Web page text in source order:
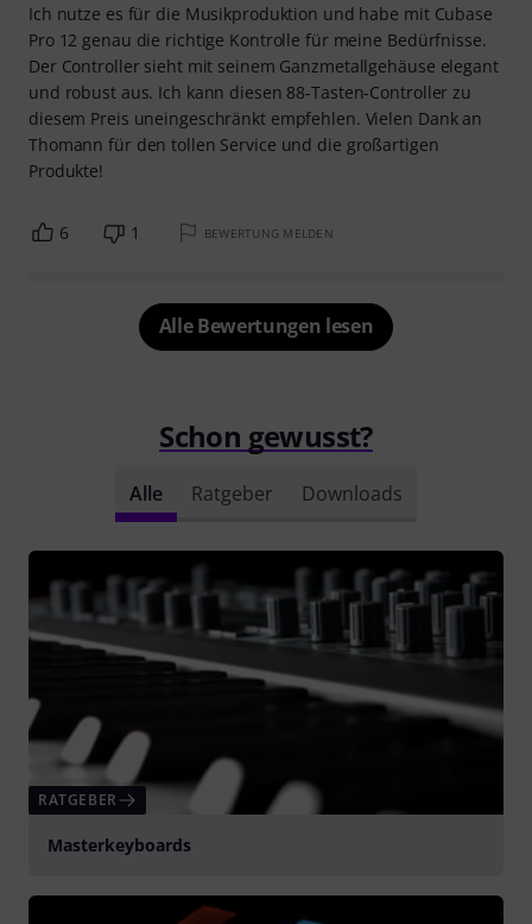
Ich nutze es für die Musikproduktion und habe mit Cubase
Pro 12 genau die richtige Kontrolle für meine Bedürfnisse.
Der Controller sieht mit seinem Ganzmetallgehäuse elegant
und robust aus. Ich kann diesen 88-Tasten-Controller zu
diesem Preis uneingeschränkt empfehlen. Vielen Dank an
Thomann für den tollen Service und die großartigen
Produkte!
6 1 BEWERTUNG MELDEN
Alle Bewertungen lesen
Schon gewusst?
Alle Ratgeber Downloads
RATGEBER
Masterkeyboards